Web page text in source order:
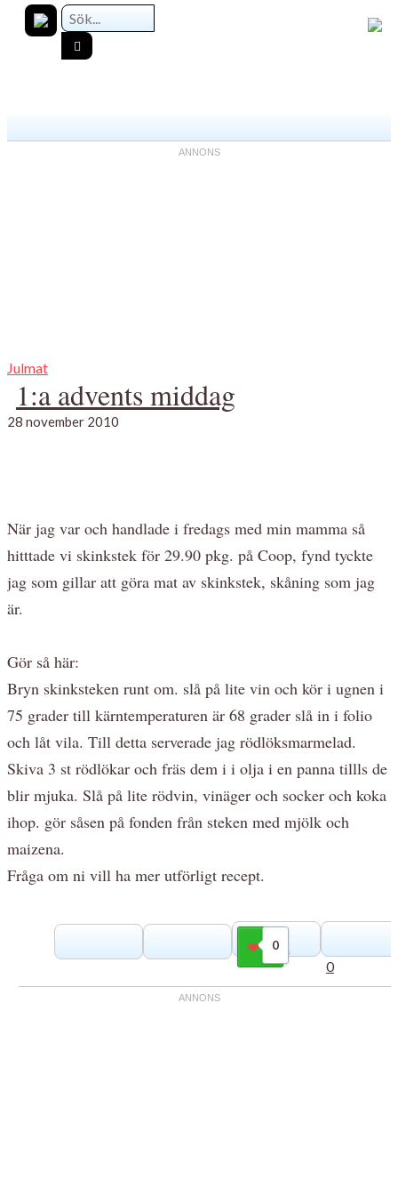
Julmat
1:a advents middag
28 november 2010
När jag var och handlade i fredags med min mamma så
hitttade vi skinkstek för 29.90 pkg. på Coop, fynd tyckte
jag som gillar att göra mat av skinkstek, skåning som jag
är.
Gör så här:
Bryn skinksteken runt om. slå på lite vin och kör i ugnen i
75 grader till kärntemperaturen är 68 grader slå in i folio
och låt vila. Till detta serverade jag rödlöksmarmelad.
Skiva 3 st rödlökar och fräs dem i i olja i en panna tillls de
blir mjuka. Slå på lite rödvin, vinäger och socker och koka
ihop. gör såsen på fonden från steken med mjölk och
maizena.
Fråga om ni vill ha mer utförligt recept.
0
Gilla
0